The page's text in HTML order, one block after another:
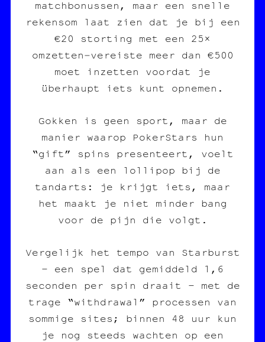
matchbonussen, maar een snelle
rekensom laat zien dat je bij een
€20 storting met een 25×
omzetten‑vereiste meer dan €500
moet inzetten voordat je
überhaupt iets kunt opnemen.
Gokken is geen sport, maar de
manier waarop PokerStars hun
“gift” spins presenteert, voelt
aan als een lollipop bij de
tandarts: je krijgt iets, maar
het maakt je niet minder bang
voor de pijn die volgt.
Vergelijk het tempo van Starburst
– een spel dat gemiddeld 1,6
seconden per spin draait – met de
trage “withdrawal” processen van
sommige sites; binnen 48 uur kun
je nog steeds wachten op een